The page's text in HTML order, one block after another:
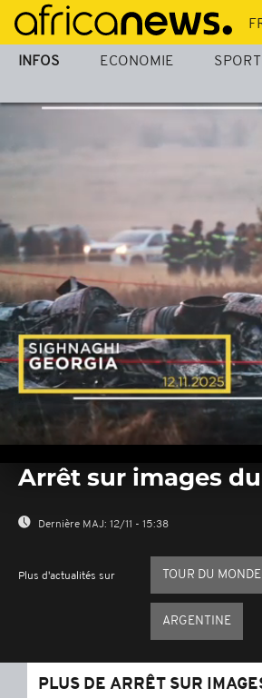
Passer
au
contenu
INFOS ECONOMIE SPORT
seconds
0%
Arrêt sur images
Dernière MAJ: 12/11 - 15:38
Plus d'actualités sur TOUR DU MONDE
ARGENTINE
PLUS DE ARRÊT SUR